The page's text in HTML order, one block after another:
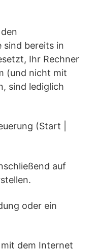
sind bereits in
Ihr Rechner
(und nicht mit
sind lediglich
(Start |
auf
oder ein
dem Internet